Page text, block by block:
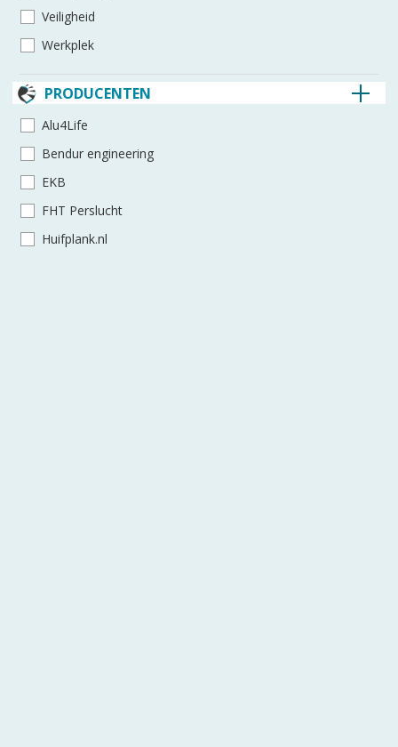
Veiligheid
Werkplek
PRODUCENTEN
Alu4Life
Bendur engineering
EKB
FHT Perslucht
Huifplank.nl